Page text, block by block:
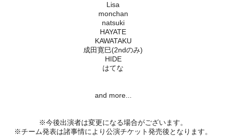
Lisa
monchan
natsuki
HAYATE
KAWATAKU
成田寛巳(2ndのみ)
HIDE
はてな
and more...
※今後出演者は変更になる場合がございます。
※チーム発表は諸事情により公演チケット発売後となります。